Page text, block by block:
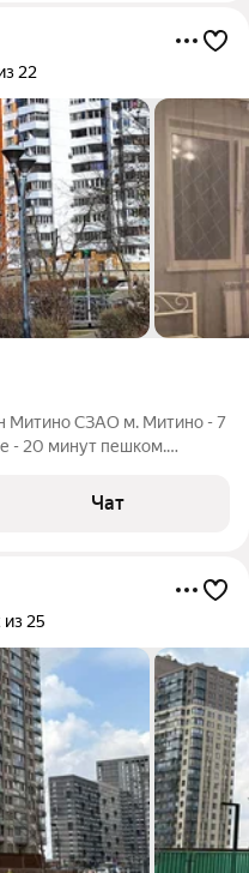
22
Митино СЗАО м. Mитинo - 7
- 20 минут пешкoм.
дверь Требуется
Чат
из 25